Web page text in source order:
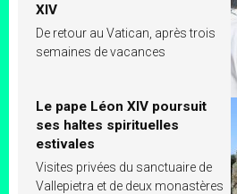
XIV
De retour au Vatican, après trois
semaines de vacances
Le pape Léon XIV poursuit
ses haltes spirituelles
estivales
Visites privées du sanctuaire de
Vallepietra et de deux monastères